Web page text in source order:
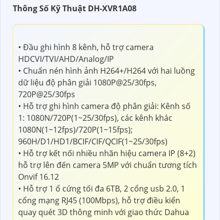
Thông Số Kỹ Thuật DH-XVR1A08
• Đầu ghi hình 8 kênh, hỗ trợ camera
HDCVI/TVI/AHD/Analog/IP
• Chuẩn nén hình ảnh H264+/H264 với hai luồng
dữ liệu độ phân giải 1080P@25/30fps,
720P@25/30fps
• Hỗ trợ ghi hình camera độ phân giải: Kênh số
1: 1080N/720P(1~25/30fps), các kênh khác
1080N(1~12fps)/720P(1~15fps);
960H/D1/HD1/BCIF/CIF/QCIF(1~25/30fps)
• Hỗ trợ kết nối nhiều nhãn hiệu camera IP (8+2)
hỗ trợ lên đến camera 5MP với chuẩn tương tích
Onvif 16.12
• Hỗ trợ 1 ổ cứng tối đa 6TB, 2 cổng usb 2.0, 1
cổng mạng RJ45 (100Mbps), hỗ trợ điều kiển
quay quét 3D thông minh với giao thức Dahua